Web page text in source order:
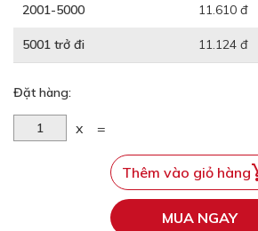
2001-5000 11.610 đ
5001 trở đi 11.124 đ
Đặt hàng:
x =
Thêm vào giỏ hàng
MUA NGAY